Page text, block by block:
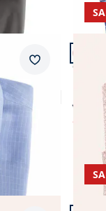
Merkzettel
Artikel
Comfort
ab €
ab €
Artikel